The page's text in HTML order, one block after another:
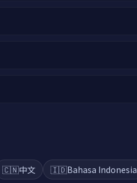
🇨🇳中文 🇮🇩Bahasa Indonesia